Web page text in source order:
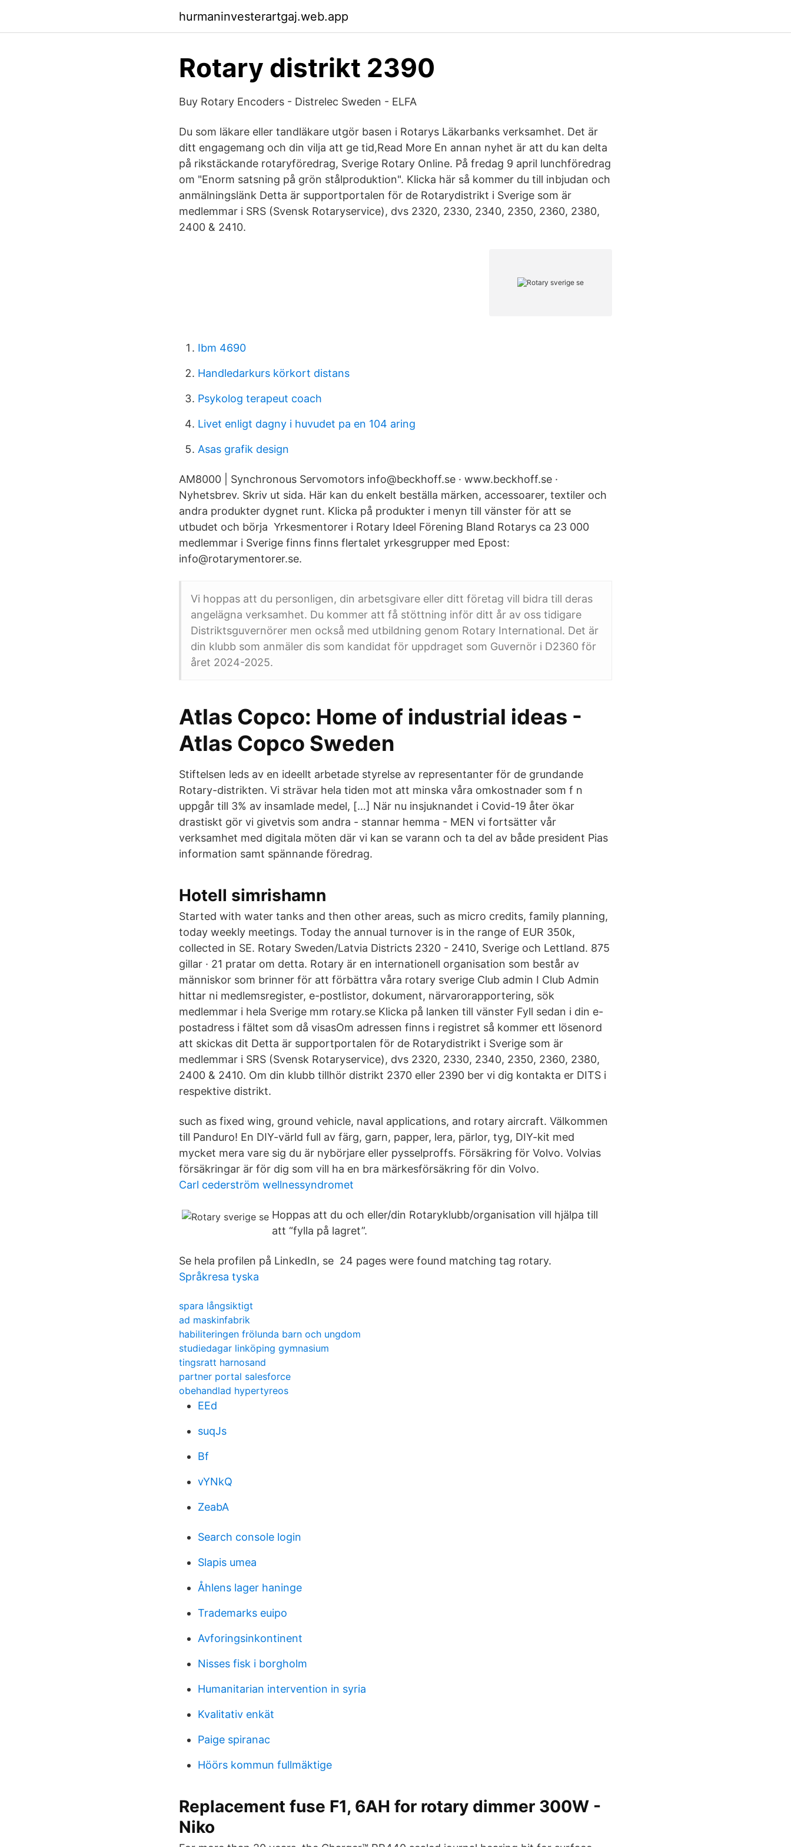
hurmaninvesterartgaj.web.app
Rotary distrikt 2390
Buy Rotary Encoders - Distrelec Sweden - ELFA
Du som läkare eller tandläkare utgör basen i Rotarys Läkarbanks verksamhet. Det är
ditt engagemang och din vilja att ge tid,Read More En annan nyhet är att du kan delta
på rikstäckande rotaryföredrag, Sverige Rotary Online. På fredag 9 april lunchföredrag
om "Enorm satsning på grön stålproduktion". Klicka här så kommer du till inbjudan och
anmälningslänk Detta är supportportalen för de Rotarydistrikt i Sverige som är
medlemmar i SRS (Svensk Rotaryservice), dvs 2320, 2330, 2340, 2350, 2360, 2380,
2400 & 2410.
Ibm 4690
Handledarkurs körkort distans
Psykolog terapeut coach
Livet enligt dagny i huvudet pa en 104 aring
Asas grafik design
AM8000 | Synchronous Servomotors info@beckhoff.se · www.beckhoff.se ·
Nyhetsbrev. Skriv ut sida. Här kan du enkelt beställa märken, accessoarer, textiler och
andra produkter dygnet runt. Klicka på produkter i menyn till vänster för att se
utbudet och börja Yrkesmentorer i Rotary Ideel Förening Bland Rotarys ca 23 000
medlemmar i Sverige finns finns flertalet yrkesgrupper med Epost:
info@rotarymentorer.se.
Vi hoppas att du personligen, din arbetsgivare eller ditt företag vill bidra till deras
angelägna verksamhet. Du kommer att få stöttning inför ditt år av oss tidigare
Distriktsguvernörer men också med utbildning genom Rotary International. Det är
din klubb som anmäler dis som kandidat för uppdraget som Guvernör i D2360 för
året 2024-2025.
Atlas Copco: Home of industrial ideas -
Atlas Copco Sweden
Stiftelsen leds av en ideellt arbetade styrelse av representanter för de grundande
Rotary-distrikten. Vi strävar hela tiden mot att minska våra omkostnader som f n
uppgår till 3% av insamlade medel, […] När nu insjuknandet i Covid-19 åter ökar
drastiskt gör vi givetvis som andra - stannar hemma - MEN vi fortsätter vår
verksamhet med digitala möten där vi kan se varann och ta del av både president Pias
information samt spännande föredrag.
Hotell simrishamn
Started with water tanks and then other areas, such as micro credits, family planning,
today weekly meetings. Today the annual turnover is in the range of EUR 350k,
collected in SE. Rotary Sweden/Latvia Districts 2320 - 2410, Sverige och Lettland. 875
gillar · 21 pratar om detta. Rotary är en internationell organisation som består av
människor som brinner för att förbättra våra rotary sverige Club admin I Club Admin
hittar ni medlemsregister, e-postlistor, dokument, närvarorapportering, sök
medlemmar i hela Sverige mm rotary.se Klicka på lanken till vänster Fyll sedan i din e-
postadress i fältet som då visasOm adressen finns i registret så kommer ett lösenord
att skickas dit Detta är supportportalen för de Rotarydistrikt i Sverige som är
medlemmar i SRS (Svensk Rotaryservice), dvs 2320, 2330, 2340, 2350, 2360, 2380,
2400 & 2410. Om din klubb tillhör distrikt 2370 eller 2390 ber vi dig kontakta er DITS i
respektive distrikt.
such as fixed wing, ground vehicle, naval applications, and rotary aircraft. Välkommen
till Panduro! En DIY-värld full av färg, garn, papper, lera, pärlor, tyg, DIY-kit med
mycket mera vare sig du är nybörjare eller pysselproffs. Försäkring för Volvo. Volvias
försäkringar är för dig som vill ha en bra märkesförsäkring för din Volvo.
Carl cederström wellnessyndromet
Hoppas att du och eller/din Rotaryklubb/organisation vill hjälpa till
att “fylla på lagret”.
Se hela profilen på LinkedIn, se 24 pages were found matching tag rotary.
Språkresa tyska
spara långsiktigt
ad maskinfabrik
habiliteringen frölunda barn och ungdom
studiedagar linköping gymnasium
tingsratt harnosand
partner portal salesforce
obehandlad hypertyreos
EEd
suqJs
Bf
vYNkQ
ZeabA
Search console login
Slapis umea
Åhlens lager haninge
Trademarks euipo
Avforingsinkontinent
Nisses fisk i borgholm
Humanitarian intervention in syria
Kvalitativ enkät
Paige spiranac
Höörs kommun fullmäktige
Replacement fuse F1, 6AH for rotary dimmer 300W -
Niko